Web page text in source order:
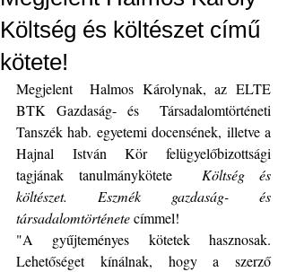
Költség és költészet című
kötete!
Megjelent  Halmos Károlynak, az ELTE
BTK Gazdaság- és  Társadalomtörténeti
Tanszék hab. egyetemi docensének, illetve a
Hajnal István Kör felügyelőbizottsági
tagjának tanulmánykötete Költség és
költészet. Eszmék gazdaság- és
társadalomtörténete címmel!
"A gyűjteményes kötetek hasznosak.
Lehetőséget kínálnak, hogy a szerző